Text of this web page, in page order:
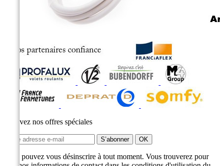
Recevez nos offres spéciales
Vous pouvez vous désinscrire à tout moment. Vous trouverez pour